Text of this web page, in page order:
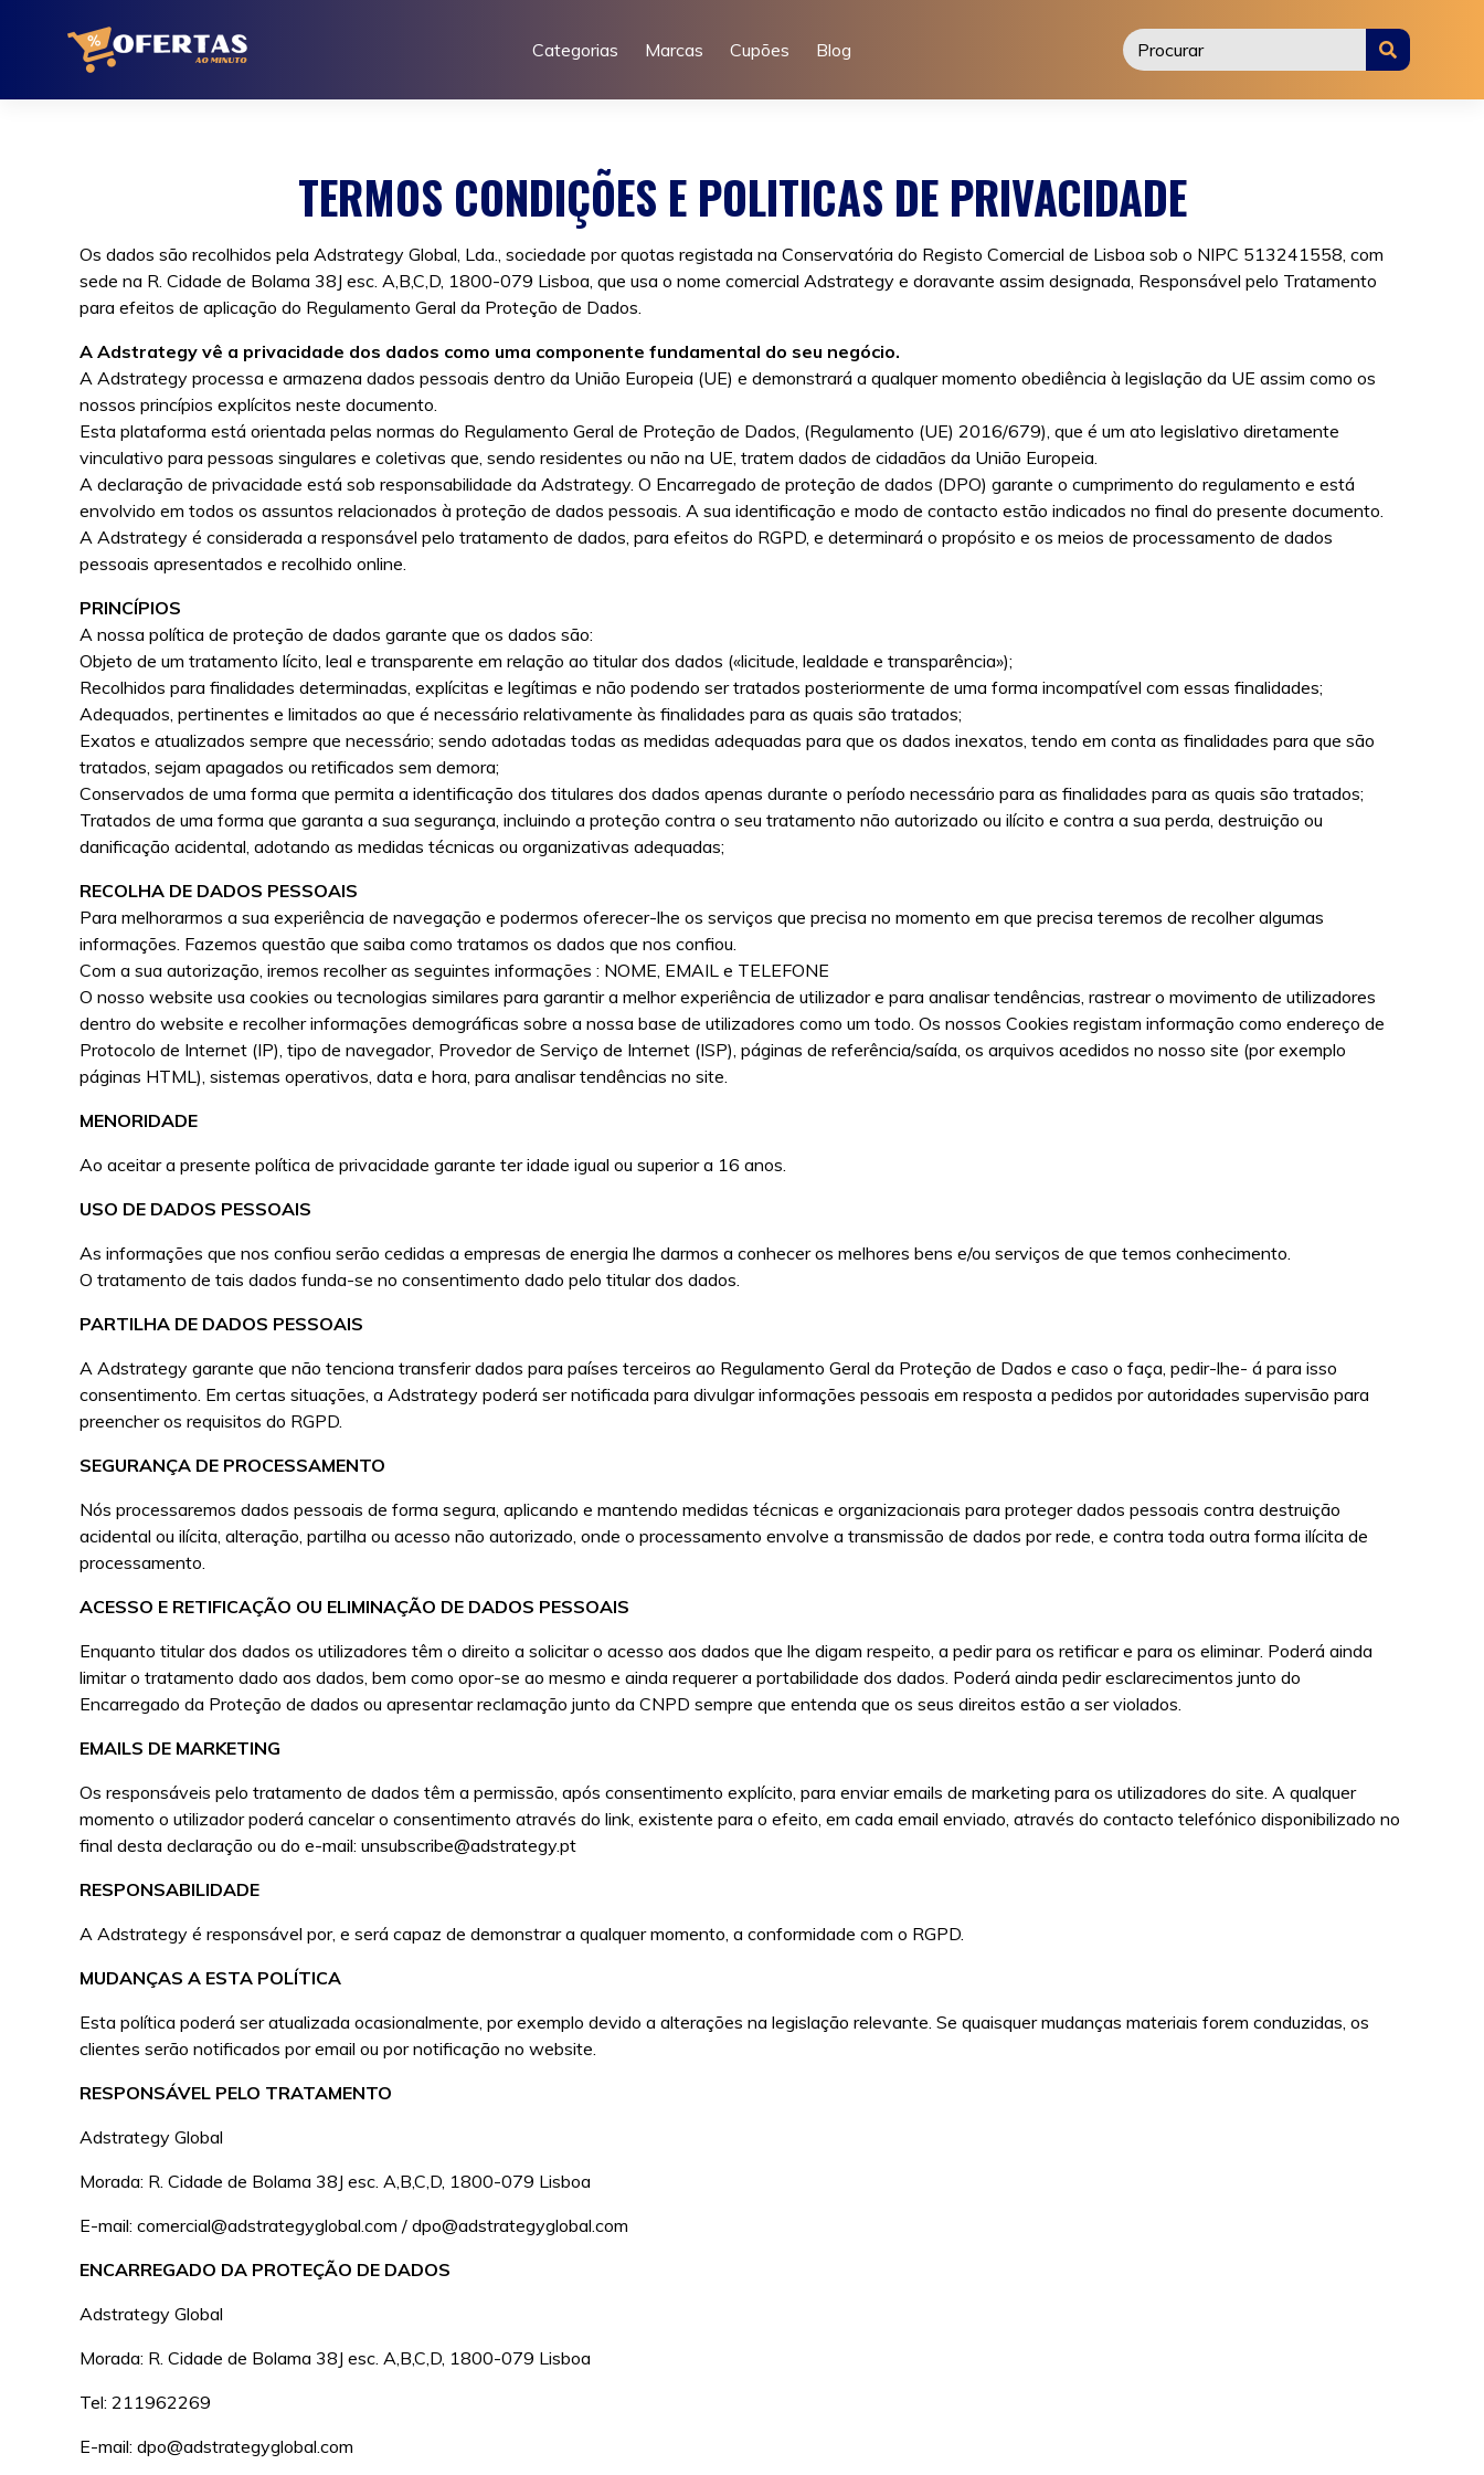
Categorias Marcas Cupões Blog
TERMOS CONDIÇÕES E POLITICAS DE PRIVACIDADE
Os dados são recolhidos pela Adstrategy Global, Lda., sociedade por quotas registada na Conservatória do Registo Comercial de Lisboa sob o NIPC 513241558, com
sede na R. Cidade de Bolama 38J esc. A,B,C,D, 1800-079 Lisboa, que usa o nome comercial Adstrategy e doravante assim designada, Responsável pelo Tratamento
para efeitos de aplicação do Regulamento Geral da Proteção de Dados.
A Adstrategy vê a privacidade dos dados como uma componente fundamental do seu negócio.
A Adstrategy processa e armazena dados pessoais dentro da União Europeia (UE) e demonstrará a qualquer momento obediência à legislação da UE assim como os
nossos princípios explícitos neste documento.
Esta plataforma está orientada pelas normas do Regulamento Geral de Proteção de Dados, (Regulamento (UE) 2016/679), que é um ato legislativo diretamente
vinculativo para pessoas singulares e coletivas que, sendo residentes ou não na UE, tratem dados de cidadãos da União Europeia.
A declaração de privacidade está sob responsabilidade da Adstrategy. O Encarregado de proteção de dados (DPO) garante o cumprimento do regulamento e está
envolvido em todos os assuntos relacionados à proteção de dados pessoais. A sua identificação e modo de contacto estão indicados no final do presente documento.
A Adstrategy é considerada a responsável pelo tratamento de dados, para efeitos do RGPD, e determinará o propósito e os meios de processamento de dados
pessoais apresentados e recolhido online.
PRINCÍPIOS
A nossa política de proteção de dados garante que os dados são:
Objeto de um tratamento lícito, leal e transparente em relação ao titular dos dados («licitude, lealdade e transparência»);
Recolhidos para finalidades determinadas, explícitas e legítimas e não podendo ser tratados posteriormente de uma forma incompatível com essas finalidades;
Adequados, pertinentes e limitados ao que é necessário relativamente às finalidades para as quais são tratados;
Exatos e atualizados sempre que necessário; sendo adotadas todas as medidas adequadas para que os dados inexatos, tendo em conta as finalidades para que são
tratados, sejam apagados ou retificados sem demora;
Conservados de uma forma que permita a identificação dos titulares dos dados apenas durante o período necessário para as finalidades para as quais são tratados;
Tratados de uma forma que garanta a sua segurança, incluindo a proteção contra o seu tratamento não autorizado ou ilícito e contra a sua perda, destruição ou
danificação acidental, adotando as medidas técnicas ou organizativas adequadas;
RECOLHA DE DADOS PESSOAIS
Para melhorarmos a sua experiência de navegação e podermos oferecer-lhe os serviços que precisa no momento em que precisa teremos de recolher algumas
informações. Fazemos questão que saiba como tratamos os dados que nos confiou.
Com a sua autorização, iremos recolher as seguintes informações : NOME, EMAIL e TELEFONE
O nosso website usa cookies ou tecnologias similares para garantir a melhor experiência de utilizador e para analisar tendências, rastrear o movimento de utilizadores
dentro do website e recolher informações demográficas sobre a nossa base de utilizadores como um todo. Os nossos Cookies registam informação como endereço de
Protocolo de Internet (IP), tipo de navegador, Provedor de Serviço de Internet (ISP), páginas de referência/saída, os arquivos acedidos no nosso site (por exemplo
páginas HTML), sistemas operativos, data e hora, para analisar tendências no site.
MENORIDADE
Ao aceitar a presente política de privacidade garante ter idade igual ou superior a 16 anos.
USO DE DADOS PESSOAIS
As informações que nos confiou serão cedidas a empresas de energia lhe darmos a conhecer os melhores bens e/ou serviços de que temos conhecimento.
O tratamento de tais dados funda-se no consentimento dado pelo titular dos dados.
PARTILHA DE DADOS PESSOAIS
A Adstrategy garante que não tenciona transferir dados para países terceiros ao Regulamento Geral da Proteção de Dados e caso o faça, pedir-lhe- á para isso
consentimento. Em certas situações, a Adstrategy poderá ser notificada para divulgar informações pessoais em resposta a pedidos por autoridades supervisão para
preencher os requisitos do RGPD.
SEGURANÇA DE PROCESSAMENTO
Nós processaremos dados pessoais de forma segura, aplicando e mantendo medidas técnicas e organizacionais para proteger dados pessoais contra destruição
acidental ou ilícita, alteração, partilha ou acesso não autorizado, onde o processamento envolve a transmissão de dados por rede, e contra toda outra forma ilícita de
processamento.
ACESSO E RETIFICAÇÃO OU ELIMINAÇÃO DE DADOS PESSOAIS
Enquanto titular dos dados os utilizadores têm o direito a solicitar o acesso aos dados que lhe digam respeito, a pedir para os retificar e para os eliminar. Poderá ainda
limitar o tratamento dado aos dados, bem como opor-se ao mesmo e ainda requerer a portabilidade dos dados. Poderá ainda pedir esclarecimentos junto do
Encarregado da Proteção de dados ou apresentar reclamação junto da CNPD sempre que entenda que os seus direitos estão a ser violados.
EMAILS DE MARKETING
Os responsáveis pelo tratamento de dados têm a permissão, após consentimento explícito, para enviar emails de marketing para os utilizadores do site. A qualquer
momento o utilizador poderá cancelar o consentimento através do link, existente para o efeito, em cada email enviado, através do contacto telefónico disponibilizado no
final desta declaração ou do e-mail: unsubscribe@adstrategy.pt
RESPONSABILIDADE
A Adstrategy é responsável por, e será capaz de demonstrar a qualquer momento, a conformidade com o RGPD.
MUDANÇAS A ESTA POLÍTICA
Esta política poderá ser atualizada ocasionalmente, por exemplo devido a alterações na legislação relevante. Se quaisquer mudanças materiais forem conduzidas, os
clientes serão notificados por email ou por notificação no website.
RESPONSÁVEL PELO TRATAMENTO
Adstrategy Global
Morada: R. Cidade de Bolama 38J esc. A,B,C,D, 1800-079 Lisboa
E-mail: comercial@adstrategyglobal.com / dpo@adstrategyglobal.com
ENCARREGADO DA PROTEÇÃO DE DADOS
Adstrategy Global
Morada: R. Cidade de Bolama 38J esc. A,B,C,D, 1800-079 Lisboa
Tel: 211962269
E-mail: dpo@adstrategyglobal.com